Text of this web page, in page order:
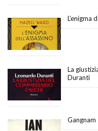
L’enigma
La
Duranti